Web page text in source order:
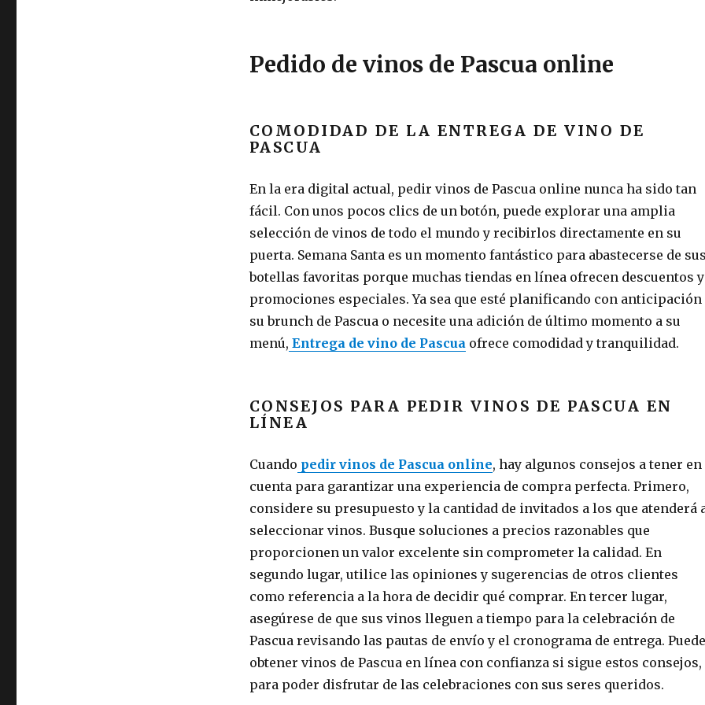
Pedido de vinos de Pascua online
COMODIDAD DE LA ENTREGA DE VINO DE
PASCUA
En la era digital actual, pedir vinos de Pascua online nunca ha sido tan
fácil. Con unos pocos clics de un botón, puede explorar una amplia
selección de vinos de todo el mundo y recibirlos directamente en su
puerta. Semana Santa es un momento fantástico para abastecerse de
botellas favoritas porque muchas tiendas en línea ofrecen descuentos y
promociones especiales. Ya sea que esté planificando con anticipación
su brunch de Pascua o necesite una adición de último momento a su
menú, Entrega de vino de Pascuaofrece comodidad y tranquilidad.
CONSEJOS PARA PEDIR VINOS DE PASCUA EN
LÍNEA
Cuando pedir vinos de Pascua online, hay algunos consejos a tener en
cuenta para garantizar una experiencia de compra perfecta. Primero,
considere su presupuesto y la cantidad de invitados a los que atenderá
seleccionar vinos. Busque soluciones a precios razonables que
proporcionen un valor excelente sin comprometer la calidad. En
segundo lugar, utilice las opiniones y sugerencias de otros clientes
como referencia a la hora de decidir qué comprar. En tercer lugar,
asegúrese de que sus vinos lleguen a tiempo para la celebración de
Pascua revisando las pautas de envío y el cronograma de entrega. Puede
obtener vinos de Pascua en línea con confianza si sigue estos consejos,
para poder disfrutar de las celebraciones con sus seres queridos.